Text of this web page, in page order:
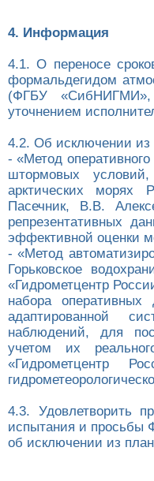
4. Информация
4.1. О переносе
формальдегидом
(ФГБУ
уточнением
4.2. Об исключении из
- «Метод оперативного
штормовых
арктических
Пасечник, В.В.
репрезентативных
эффективной оценки
- «Метод
Горьковское
«Гидрометцентр
набора
адаптированной
наблюдений, для
учетом их
«Гидрометцентр
4.3. Удовлетворить
испытания и просьбы
об исключении из